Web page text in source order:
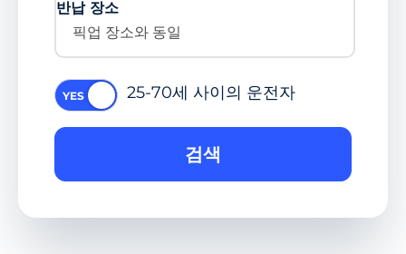
반납 장소
픽업 장소와 동일
25-70세 사이의 운전자
검색